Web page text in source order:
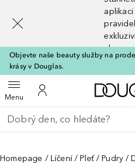
slevy
Objevte naše beauty služby na
krásy v Douglas.
MenuOtevřít menuK mému účtu
Vraťte se
Proveďte vyhledávání
Homepage Líčení Pleť Pudry
[navigation.slideout.screenreader]